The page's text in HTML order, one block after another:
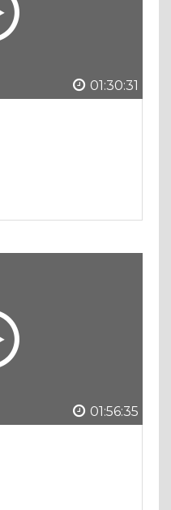
01:30:31
01:56:35